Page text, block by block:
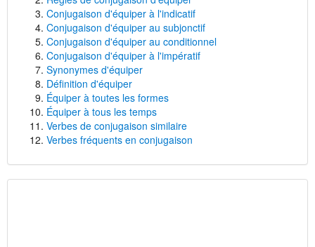
Conjugaison d'équiper à l'indicatif
Conjugaison d'équiper au subjonctif
Conjugaison d'équiper au conditionnel
Conjugaison d'équiper à l'impératif
Synonymes d'équiper
Définition d'équiper
Équiper à toutes les formes
Équiper à tous les temps
Verbes de conjugaison similaire
Verbes fréquents en conjugaison